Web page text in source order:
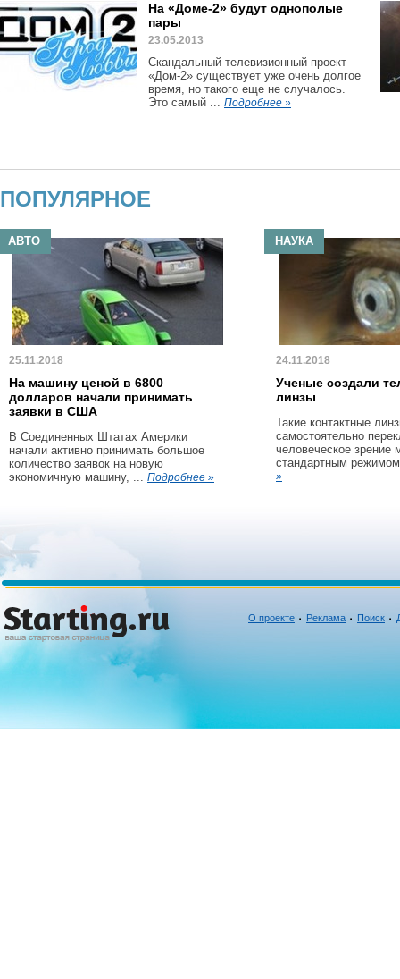
На «Доме-2» будут однополые
пары
23.05.2013
Скандальный телевизионный проект
«Дом-2» существует уже очень долгое
время, но такого еще не случалось.
Это самый ... Подробнее »
ПОПУЛЯРНОЕ
АВТО
25.11.2018
На машину ценой в 6800
долларов начали принимать
заявки в США
В Соединенных Штатах Америки
начали активно принимать большое
количество заявок на новую
экономичную машину, ... Подробнее »
НАУКА
24.11.2018
Ученые создали
линзы
Такие контактные
самостоятельно
человеческое зрение
стандартным
»
О проекте Реклама Поиск